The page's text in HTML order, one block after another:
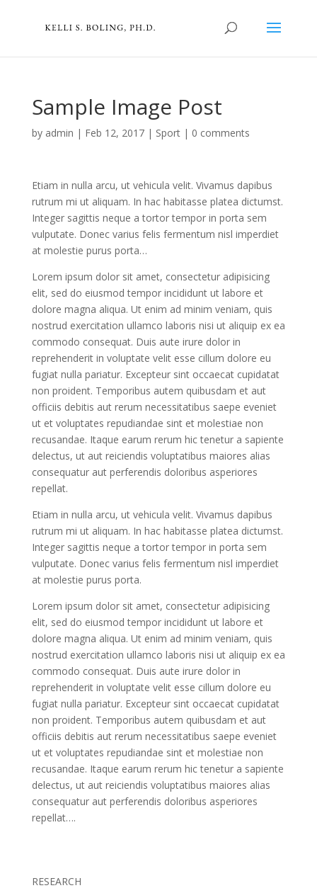
Sample Image Post
by admin | Feb 12, 2017| Sport| 0 comments
Etiam in nulla arcu, ut vehicula velit. Vivamus dapibus
rutrum mi ut aliquam. In hac habitasse platea dictumst.
Integer sagittis neque a tortor tempor in porta sem
vulputate. Donec varius felis fermentum nisl imperdiet
at molestie purus porta…
Lorem ipsum dolor sit amet, consectetur adipisicing
elit, sed do eiusmod tempor incididunt ut labore et
dolore magna aliqua. Ut enim ad minim veniam, quis
nostrud exercitation ullamco laboris nisi ut aliquip ex ea
commodo consequat. Duis aute irure dolor in
reprehenderit in voluptate velit esse cillum dolore eu
fugiat nulla pariatur. Excepteur sint occaecat cupidatat
non proident. Temporibus autem quibusdam et aut
officiis debitis aut rerum necessitatibus saepe eveniet
ut et voluptates repudiandae sint et molestiae non
recusandae. Itaque earum rerum hic tenetur a sapiente
delectus, ut aut reiciendis voluptatibus maiores alias
consequatur aut perferendis doloribus asperiores
repellat.
Etiam in nulla arcu, ut vehicula velit. Vivamus dapibus
rutrum mi ut aliquam. In hac habitasse platea dictumst.
Integer sagittis neque a tortor tempor in porta sem
vulputate. Donec varius felis fermentum nisl imperdiet
at molestie purus porta.
Lorem ipsum dolor sit amet, consectetur adipisicing
elit, sed do eiusmod tempor incididunt ut labore et
dolore magna aliqua. Ut enim ad minim veniam, quis
nostrud exercitation ullamco laboris nisi ut aliquip ex ea
commodo consequat. Duis aute irure dolor in
reprehenderit in voluptate velit esse cillum dolore eu
fugiat nulla pariatur. Excepteur sint occaecat cupidatat
non proident. Temporibus autem quibusdam et aut
officiis debitis aut rerum necessitatibus saepe eveniet
ut et voluptates repudiandae sint et molestiae non
recusandae. Itaque earum rerum hic tenetur a sapiente
delectus, ut aut reiciendis voluptatibus maiores alias
consequatur aut perferendis doloribus asperiores
repellat….
RESEARCH